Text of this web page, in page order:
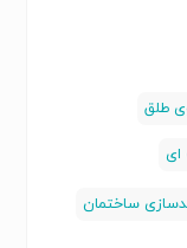
طلق
ای
ساختمان